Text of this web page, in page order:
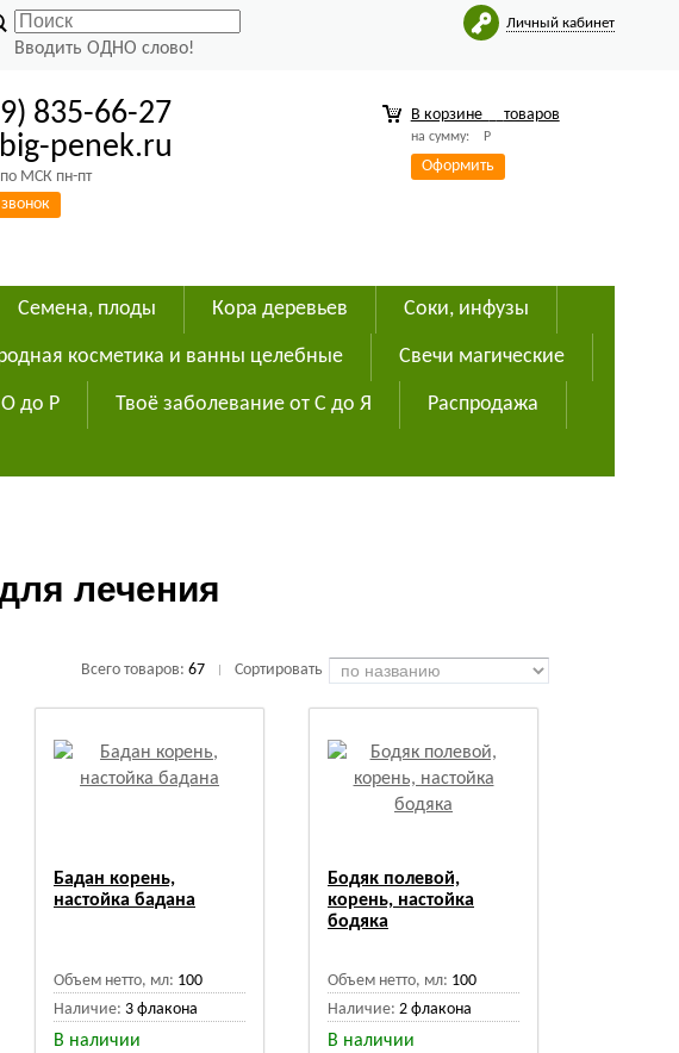
Вводить ОДНО слово!
Личный кабинет
835-66-27
penek.ru
МСК пн-пт
В корзине товаров
на сумму: Р
Оформить
Семена, плоды Кора деревьев Соки, инфузы
косметика и ванны целебные Свечи магические
О до Р Твоё заболевание от С до Я Распродажа
лечения
Всего товаров: 67 Сортировать
Бадан корень,
настойка бадана
Объем нетто, мл: 100
Наличие: 3 флакона
В наличии
Бодяк полевой,
корень, настойка
бодяка
Объем нетто, мл: 100
Наличие: 2 флакона
В наличии